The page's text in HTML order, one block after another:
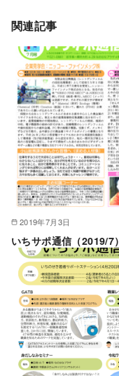
関連記事
2019年7月3日
いちサポ通信（2019/7）